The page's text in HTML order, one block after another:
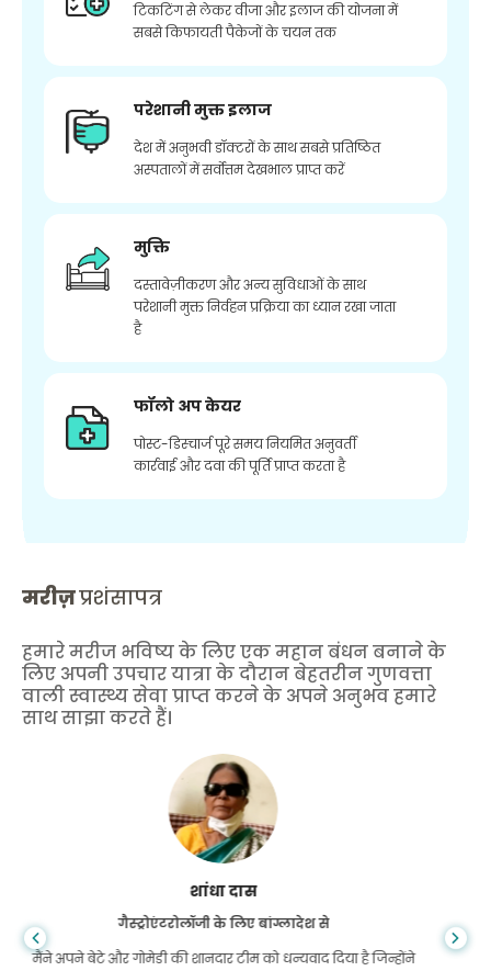
टिकटिंग से लेकर वीजा और इलाज की योजना में
सबसे किफायती पैकेजों के चयन तक
परेशानी मुक्त इलाज
देश में अनुभवी डॉक्टरों के साथ सबसे प्रतिष्ठित
अस्पतालों में सर्वोत्तम देखभाल प्राप्त करें
मुक्ति
दस्तावेज़ीकरण और अन्य सुविधाओं के साथ
परेशानी मुक्त निर्वहन प्रक्रिया का ध्यान रखा जाता
है
फॉलो अप केयर
पोस्ट-डिस्चार्ज पूरे समय नियमित अनुवर्ती
कार्रवाई और दवा की पूर्ति प्राप्त करता है
मरीज़प्रशंसापत्र
हमारे मरीज भविष्य के लिए एक महान बंधन बनाने के
लिए अपनी उपचार यात्रा के दौरान बेहतरीन गुणवत्ता
वाली स्वास्थ्य सेवा प्राप्त करने के अपने अनुभव हमारे
साथ साझा करते हैं।
फुरकानुल इस्लाम
किडनी ट्रांसप्लांट के लिए बांग्लादेश से
मुझे पूरी उम्मीद थी कि मैं अपनी किडनी की समस्या के लिए किसी भी तरह